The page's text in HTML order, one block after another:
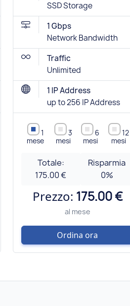
SSD Storage
1 Gbps
Network Bandwidth
Traffic
Unlimited
1 IP Address
up to 256 IP Address
1
mese
3
mesi
6
mesi
12
mesi
Totale:
175.00 €
Risparmia
0%
Prezzo: 175.00 €
al mese
Ordina ora